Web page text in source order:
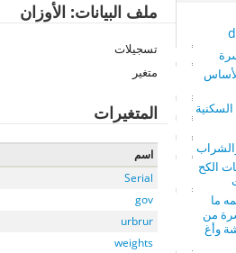
من
وأغ
ملف البيانات: الأوزان
تسجيلات
متغير
المتغيرات
اسم
Serial
gov
urbrur
weights